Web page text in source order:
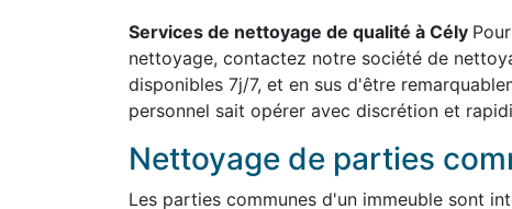
Services de nettoyage de qualité à Cély
nettoyage, contactez notre société de
disponibles 7j/7, et en sus d'être
personnel sait opérer avec discrétion et
Nettoyage de parties
Les parties communes d'un immeuble sont